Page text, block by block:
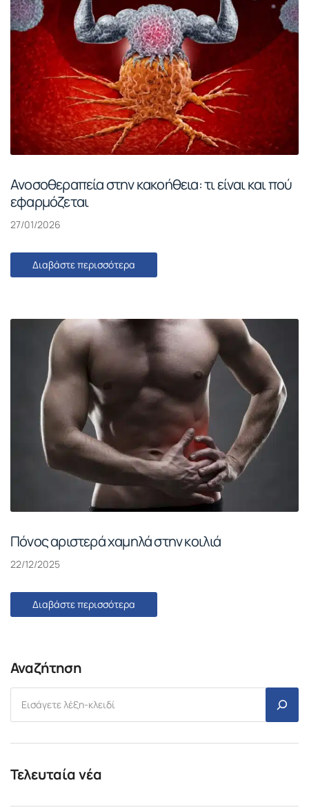
Ανοσοθεραπεία στην κακοήθεια: τι είναι και πού
εφαρμόζεται
27/01/2026
Διαβάστε περισσότερα
Πόνος αριστερά χαμηλά στην κοιλιά
22/12/2025
Διαβάστε περισσότερα
Αναζήτηση
Τελευταία νέα